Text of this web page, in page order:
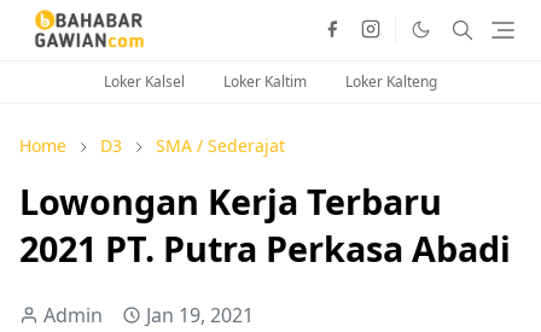
Loker Kalsel Loker Kaltim Loker Kalteng
Home D3 SMA / Sederajat
Lowongan Kerja Terbaru
2021 PT. Putra Perkasa Abadi
Admin Jan 19, 2021